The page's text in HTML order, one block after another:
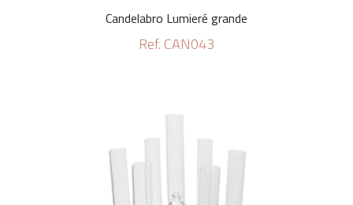
Candelabro Lumieré grande
Ref. CAN043